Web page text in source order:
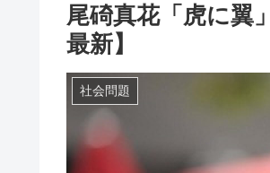
尾碕真花「虎に翼
最新】
社会問題